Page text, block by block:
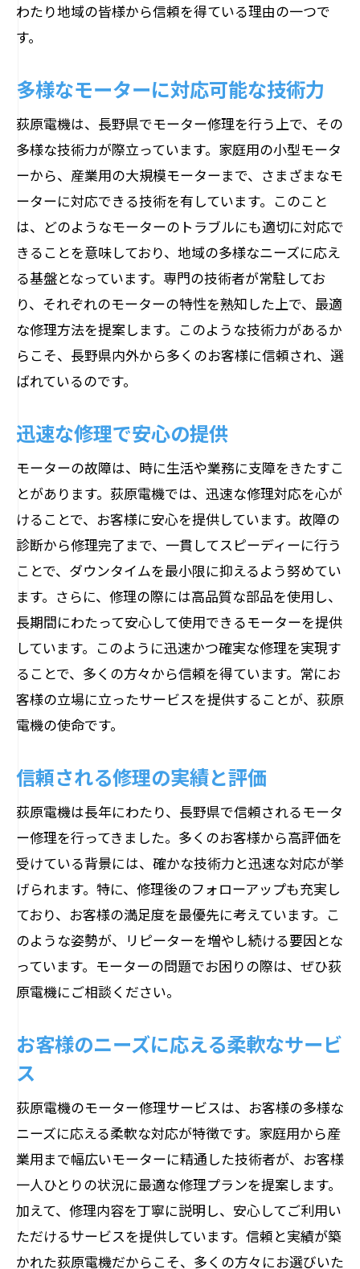
の業務の流れ
現場での故障診断とそのプロセス
お客様との信頼を築く修理報告
品質保証のための最終チェック
お客様への修理後フォローアップ
長野県でモーター修理を依頼する際のポイン
ト
修理業者選びで重要な点
見積もりの透明性と料金比較
保証内容の確認方法
対応スピードとその重要性
修理後の保証とアフターケア
地域密着型の長野県モーター修理が選ばれる
背景
地元に根ざした信頼関係の構築
地域特有のニーズへの対応力
長野県特有の環境に適した技術
地域経済を支える地元業者の役割
迅速なサポートと短い距離感
地元イベントやコミュニティ活動への貢
献
荻原電機のモーター修理が長野県で支持され
る理由
お客様満足度の高さを支える秘密
地域社会との深い繋がり
革新的な修理技術とその根拠
長野県内での信頼と安心の提供
常に期待を超えるサービスを目指して
わたり地域の皆様から信頼を得ている理由の一つで
す。
多様なモーターに対応可能な技術力
荻原電機は、長野県でモーター修理を行う上で、その
多様な技術力が際立っています。家庭用の小型モータ
ーから、産業用の大規模モーターまで、さまざまなモ
ーターに対応できる技術を有しています。このこと
は、どのようなモーターのトラブルにも適切に対応で
きることを意味しており、地域の多様なニーズに応え
る基盤となっています。専門の技術者が常駐してお
り、それぞれのモーターの特性を熟知した上で、最適
な修理方法を提案します。このような技術力があるか
らこそ、長野県内外から多くのお客様に信頼され、選
ばれているのです。
迅速な修理で安心の提供
モーターの故障は、時に生活や業務に支障をきたすこ
とがあります。荻原電機では、迅速な修理対応を心が
けることで、お客様に安心を提供しています。故障の
診断から修理完了まで、一貫してスピーディーに行う
ことで、ダウンタイムを最小限に抑えるよう努めてい
ます。さらに、修理の際には高品質な部品を使用し、
長期間にわたって安心して使用できるモーターを提供
しています。このように迅速かつ確実な修理を実現す
ることで、多くの方々から信頼を得ています。常にお
客様の立場に立ったサービスを提供することが、荻原
電機の使命です。
信頼される修理の実績と評価
荻原電機は長年にわたり、長野県で信頼されるモータ
ー修理を行ってきました。多くのお客様から高評価を
受けている背景には、確かな技術力と迅速な対応が挙
げられます。特に、修理後のフォローアップも充実し
ており、お客様の満足度を最優先に考えています。こ
のような姿勢が、リピーターを増やし続ける要因とな
っています。モーターの問題でお困りの際は、ぜひ荻
原電機にご相談ください。
お客様のニーズに応える柔軟なサービ
ス
荻原電機のモーター修理サービスは、お客様の多様な
ニーズに応える柔軟な対応が特徴です。家庭用から産
業用まで幅広いモーターに精通した技術者が、お客様
一人ひとりの状況に最適な修理プランを提案します。
加えて、修理内容を丁寧に説明し、安心してご利用い
ただけるサービスを提供しています。信頼と実績が築
かれた荻原電機だからこそ、多くの方々にお選びいた